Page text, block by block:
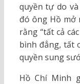
quyền tự do
đó ông Hồ mở
rằng “tất cả
bình đẳng, tất
quyền sung
Hồ Chí Minh